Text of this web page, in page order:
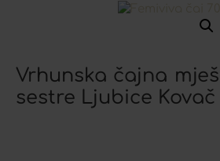
Vrhunska čajna
sestre Ljubice Kovač